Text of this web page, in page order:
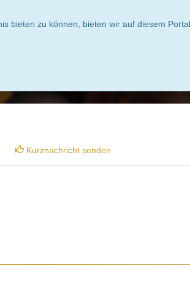
bieten zu können, bieten wir auf diesem
Kurznachricht senden